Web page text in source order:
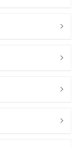



